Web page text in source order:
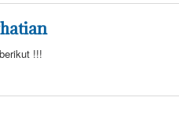
!!!